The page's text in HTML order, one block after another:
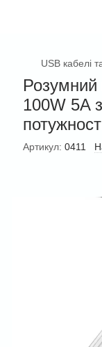
USB кабелі
Розумний
100W 5A
Артикул: 0411